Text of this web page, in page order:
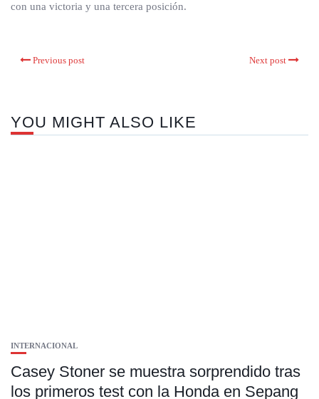
con una victoria y una tercera posición.
Previous post Next post
YOU MIGHT ALSO LIKE
INTERNACIONAL
Casey Stoner se muestra sorprendido tras
los primeros test con la Honda en Sepang